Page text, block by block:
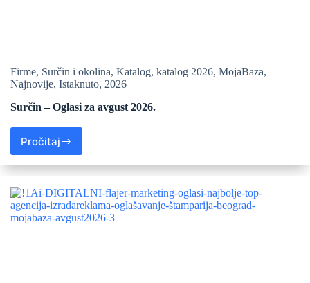
Firme, Surčin i okolina, Katalog, katalog 2026, MojaBaza,
Najnovije, Istaknuto, 2026
Surčin – Oglasi za avgust 2026.
Pročitaj